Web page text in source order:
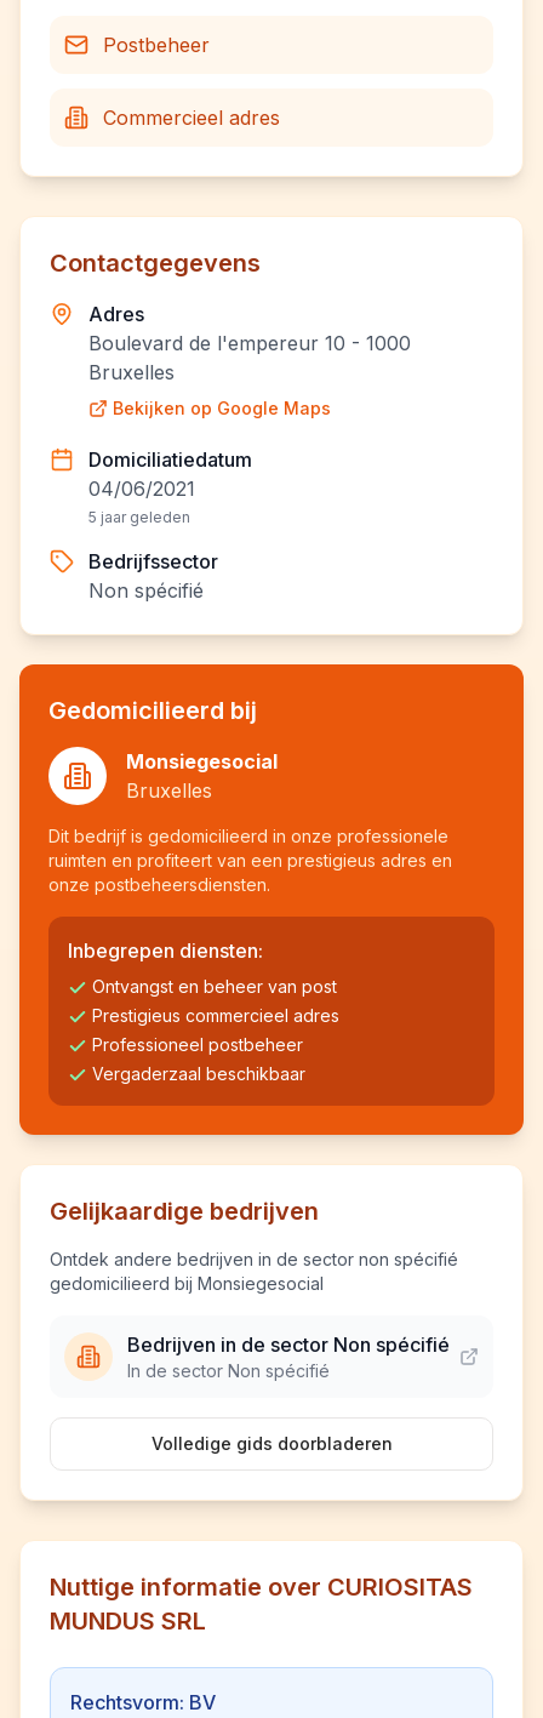
Postbeheer
Commercieel adres
Contactgegevens
Adres
Boulevard de l'empereur 10 - 1000
Bruxelles
Bekijken op Google Maps
Domiciliatiedatum
04/06/2021
5 jaar geleden
Bedrijfssector
Non spécifié
Gedomicilieerd bij
Monsiegesocial
Bruxelles
Dit bedrijf is gedomicilieerd in onze professionele
ruimten en profiteert van een prestigieus adres en
onze postbeheersdiensten.
Inbegrepen diensten:
Ontvangst en beheer van post
Prestigieus commercieel adres
Professioneel postbeheer
Vergaderzaal beschikbaar
Gelijkaardige bedrijven
Ontdek andere bedrijven in de sector non spécifié
gedomicilieerd bij Monsiegesocial
Bedrijven in de sector Non spécifié
In de sector Non spécifié
Volledige gids doorbladeren
Nuttige informatie over CURIOSITAS
MUNDUS SRL
Rechtsvorm: BV